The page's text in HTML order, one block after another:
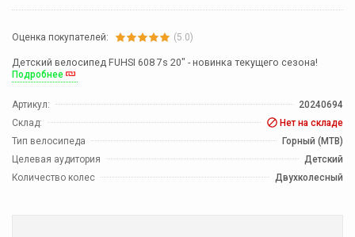
Оценка покупателей: (5.0)
Детский велосипед FUHSI 608 7s 20" - новинка текущего сезона!
Подробнее
Артикул:
20240694
Склад:
Нет на складе
Тип велосипеда
Горный (MTB)
Целевая аудитория
Детский
Количество колес
Двухколесный